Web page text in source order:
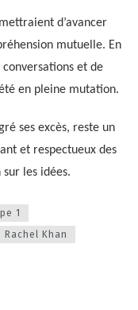
d’avancer
mutuelle. En
et de
en pleine mutation.
ses excès, reste un
et respectueux des
les idées.
1
Rachel Khan